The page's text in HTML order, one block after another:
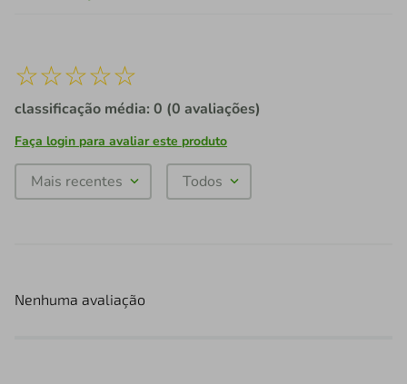
☆☆☆☆☆
classificação média: 0 (0 avaliações)
Faça login para avaliar este produto
Mais recentes Todos
Nenhuma avaliação